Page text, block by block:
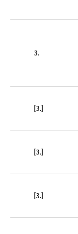
3.
[3.]
[3.]
[3.]